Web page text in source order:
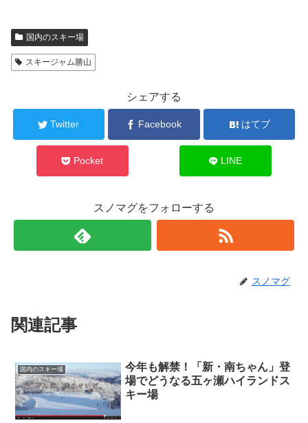
国内のスキー場
スキージャム勝山
シェアする
Twitter Facebook はてブ
Pocket LINE
スノマグをフォローする
スノマグ
関連記事
国内のスキー場
今年も解禁！「新・南ちゃん」登
場でどうなる五ヶ瀬ハイランドス
キー場